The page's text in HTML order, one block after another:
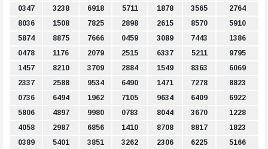
0347
3238 6918 5711 1878 3565
2764
8036
1508 7825 2898 2615 8570
5910
5874
8875 7666 0459 3089 7443
1386
0478
1176 2079 2515 6337 5211
9795
1457
8210 3709 2884 1549 8363
6069
2337
2588 9534 6490 1471 7278
8823
0736
6494 1962 7105 9634 6409
6922
5806
4897 9980 0783 8044 3670
1228
4058
2987 6856 1410 8708 8817
1823
0389
5401 3851 3262 2306 6225
5166